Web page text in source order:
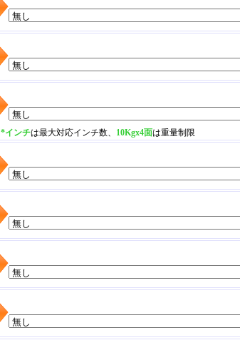
*インチは最大対応インチ数、 10Kgx4面は重量制限